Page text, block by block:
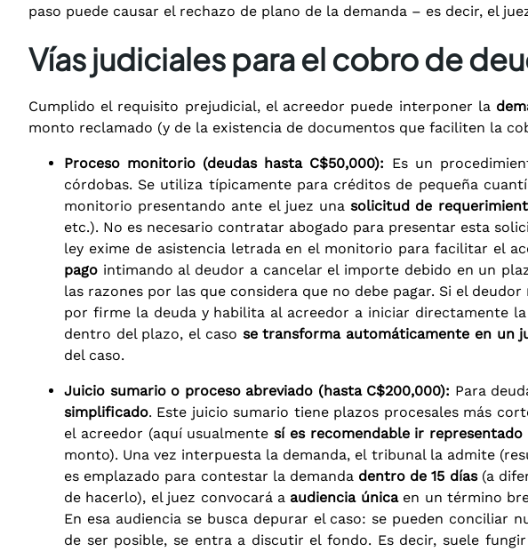
paso puede causar el rechazo de plano de la demanda – es decir, el
Vías judiciales para el cobro de
Cumplido el requisito prejudicial, el acreedor puede interponer la
monto reclamado (y de la existencia de documentos que faciliten la
Proceso monitorio (deudas hasta C$50,000): Es un
córdobas. Se utiliza típicamente para créditos de pequeña
monitorio presentando ante el juez unasolicitud de
etc.). No es necesario contratar abogado para presentar esta
ley exime de asistencia letrada en el monitorio para facilitar el
pago intimando al deudor a cancelar el importe debido en un
las razones por las que considera que no debe pagar. Si el deudor
por firme la deuda y habilita al acreedor a iniciar directamente la
dentro del plazo, el caso se transforma automáticamente en un
del caso.
Juicio sumario o proceso abreviado (hasta C$200,000): Para
simplificado. Este juicio sumario tiene plazos procesales más
el acreedor (aquí usualmentesí es recomendable ir
monto). Una vez interpuesta la demanda, el tribunal la admite
es emplazado para contestar la demanda dentro de 15 días(a
de hacerlo), el juez convocará a audiencia únicaen un término
En esa audiencia se busca depurar el caso: se pueden conciliar
de ser posible, se entra a discutir el fondo. Es decir, suele